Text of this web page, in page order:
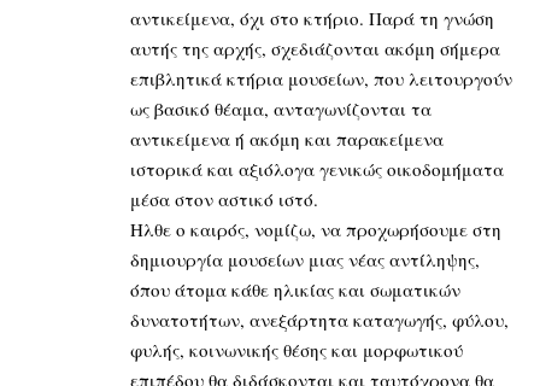
αντικείμενα, όχι στο κτήριο. Παρά τη γνώση
αυτής της αρχής, σχεδιάζονται ακόμη σήμερα
επιβλητικά κτήρια μουσείων, που λειτουργούν
ως βασικό θέαμα, ανταγωνίζονται τα
αντικείμενα ή ακόμη και παρακείμενα
ιστορικά και αξιόλογα γενικώς οικοδομήματα
μέσα στον αστικό ιστό.
Ηλθε ο καιρός, νομίζω, να προχωρήσουμε στη
δημιουργία μουσείων μιας νέας αντίληψης,
όπου άτομα κάθε ηλικίας και σωματικών
δυνατοτήτων, ανεξάρτητα καταγωγής, φύλου,
φυλής, κοινωνικής θέσης και μορφωτικού
επιπέδου θα διδάσκονται και ταυτόχρονα θα